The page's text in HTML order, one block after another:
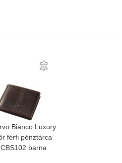
Bianco Luxury
férfi pénztárca
CBS102 barna